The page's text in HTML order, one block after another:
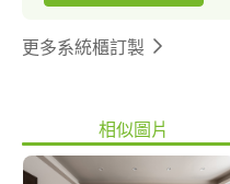
坪)-未稅 圖面解說,平面圖確認後簽訂設計合約 繪製施工各類圖說
1.平面套圖(水電、弱電、地坪、天
不足10坪以10坪計費
更多系統櫃訂製
相似圖片